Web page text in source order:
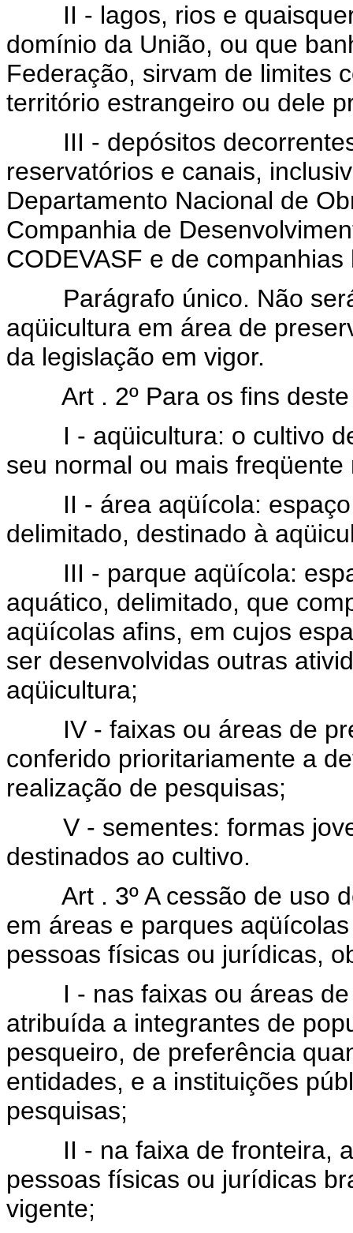
II - lagos, rios e quaisquer
domínio da União, ou que
Federação, sirvam de limites
território estrangeiro ou dele
III - depósitos decorrentes
reservatórios e canais,
Departamento Nacional de
Companhia de
CODEVASF e de
Parágrafo único. Não será
aqüicultura em área de
da legislação em vigor.
Art . 2º Para os fins deste
I - aqüicultura: o cultivo de
seu normal ou mais freqüente
II - área aqüícola: espaço
delimitado, destinado à
III - parque aqüícola:
aquático, delimitado, que
aqüícolas afins, em cujos
ser desenvolvidas outras
aqüicultura;
IV - faixas ou áreas de
conferido prioritariamente a
realização de pesquisas;
V - sementes: formas
destinados ao cultivo.
Art . 3º A cessão de uso
em áreas e parques
pessoas físicas ou jurídicas,
I - nas faixas ou áreas de
atribuída a integrantes de
pesqueiro, de preferência
entidades, e a instituições
pesquisas;
II - na faixa de fronteira, a
pessoas físicas ou jurídicas
vigente;